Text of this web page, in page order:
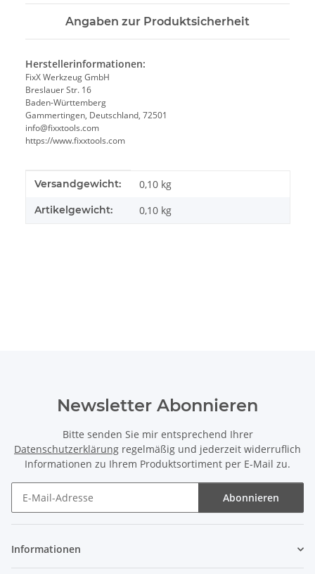
Angaben zur Produktsicherheit
Herstellerinformationen:
FixX Werkzeug GmbH
Breslauer Str. 16
Baden-Württemberg
Gammertingen, Deutschland, 72501
info@fixxtools.com
https://www.fixxtools.com
Produkteigenschaft
Wert
Versandgewicht: 0,10 kg
Artikelgewicht: 0,10 kg
Newsletter Abonnieren
Bitte senden Sie mir entsprechend Ihrer
Datenschutzerklärung regelmäßig und jederzeit widerruflich
Informationen zu Ihrem Produktsortiment per E-Mail zu.
Abonnieren
Informationen